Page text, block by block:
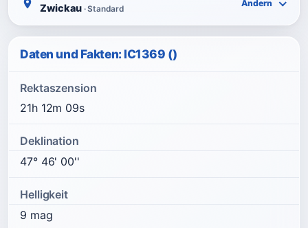
Zwickau · Standard
Ändern
Daten und Fakten: IC1369 ()
Rektaszension
21h 12m 09s
Deklination
47° 46' 00''
Helligkeit
9 mag